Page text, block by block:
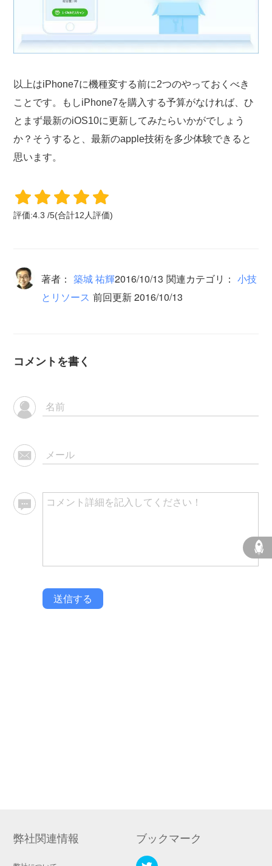
以上はiPhone7に機種変する前に2つのやっておくべき
ことです。もしiPhone7を購入する予算がなければ、ひ
とまず最新のiOS10に更新してみたらいかがでしょう
か？そうすると、最新のapple技術を多少体験できると
思います。
評価:4.3 /5(合計12 人評価)
著者： 築城 祐輝2016/10/13 関連カテゴリ： 小技
とリソース 前回更新 2016/10/13
コメントを書く
送信する
弊社関連情報 ブックマーク